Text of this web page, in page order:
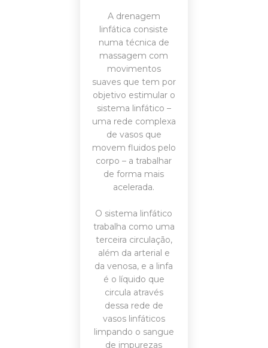
A drenagem
linfática consiste
numa técnica de
massagem com
movimentos
suaves que tem por
objetivo estimular o
sistema linfático –
uma rede complexa
de vasos que
movem fluidos pelo
corpo – a trabalhar
de forma mais
acelerada.
O sistema linfático
trabalha como uma
terceira circulação,
além da arterial e
da venosa, e a linfa
é o líquido que
circula através
dessa rede de
vasos linfáticos
limpando o sangue
de impurezas